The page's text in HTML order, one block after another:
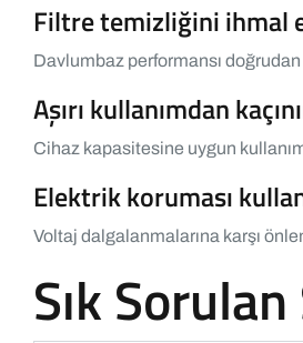
Filtre temizliğini ihmal
Davlumbaz performansı
Aşırı kullanımdan
Cihaz kapasitesine uygun
Elektrik koruması
Voltaj dalgalanmalarına karşı
Sık